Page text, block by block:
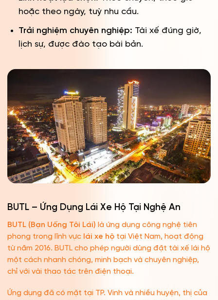
hoặc theo ngày, tuỳ nhu cầu.
Trải nghiệm chuyên nghiệp: Tài xế đúng giờ,
lịch sự, được đào tạo bài bản.
BUTL – Ứng Dụng Lái Xe Hộ Tại Nghệ An
BUTL (Bạn Uống Tôi Lái) là ứng dụng công nghệ tiên
phong trong lĩnh vực lái xe hộ tại Việt Nam, hoạt động
từ năm 2016. BUTL cho phép người dùng đặt tài xế lái hộ
một cách nhanh chóng, minh bạch và chuyên nghiệp,
chỉ với vài thao tác trên điện thoại.
Ứng dụng đã có mặt tại TP. Vinh và nhiều huyện, thị của